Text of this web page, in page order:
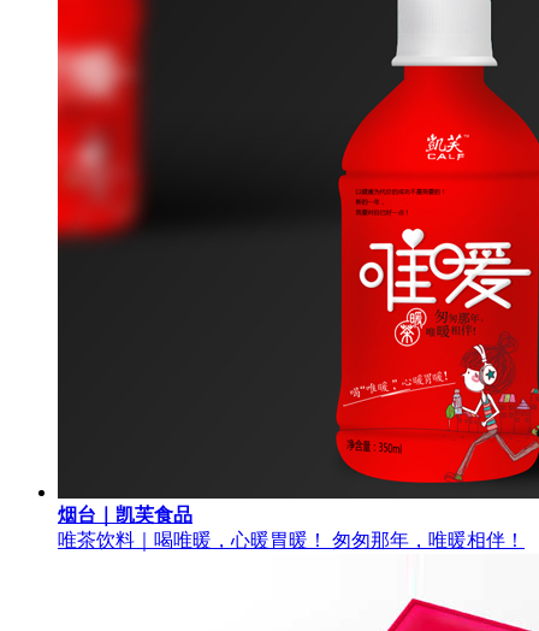
烟台｜凯芙食品
唯茶饮料｜喝唯暖，心暖胃暖！ 匆匆那年，唯暖相伴！